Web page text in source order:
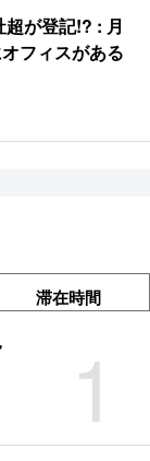
が登記!? : 月
フィスがある
滞在時間
1